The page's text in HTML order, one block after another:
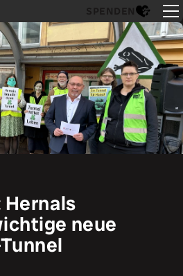
SPENDEN
Hernals
neue